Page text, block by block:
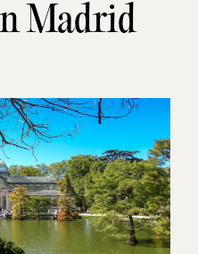
Madrid